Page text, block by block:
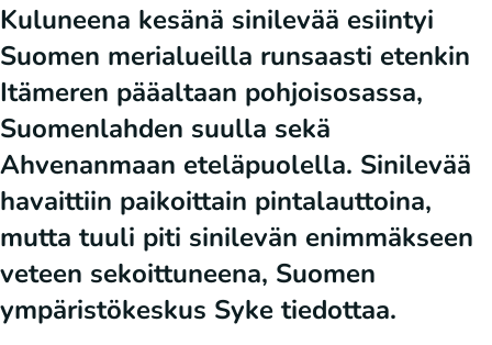
Kuluneena kesänä sinilevää esiintyi
Suomen merialueilla runsaasti etenkin
Itämeren pääaltaan pohjoisosassa,
Suomenlahden suulla sekä
Ahvenanmaan eteläpuolella. Sinilevää
havaittiin paikoittain pintalauttoina,
mutta tuuli piti sinilevän enimmäkseen
veteen sekoittuneena, Suomen
ympäristökeskus Syke tiedottaa.